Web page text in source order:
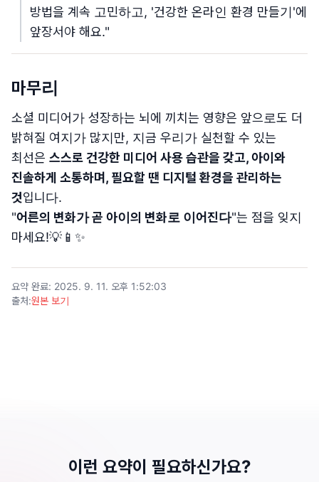
방법을 계속 고민하고, '건강한 온라인 환경 만들기'에
앞장서야 해요."
마무리
소셜 미디어가 성장하는 뇌에 끼치는 영향은 앞으로도 더
밝혀질 여지가 많지만, 지금 우리가 실천할 수 있는
최선은 스스로 건강한 미디어 사용 습관을 갖고, 아이와
진솔하게 소통하며, 필요할 땐 디지털 환경을 관리하는
것입니다.
"어른의 변화가 곧 아이의 변화로 이어진다"는 점을 잊지
마세요!💡📱✨
요약 완료: 2025. 9. 11. 오후 1:52:03
출처:원본 보기
이런 요약이 필요하신가요?